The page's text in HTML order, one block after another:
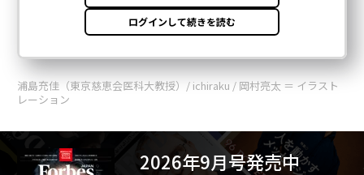
浦島充佳（東京慈恵会医科大教授）/ ichiraku / 岡村亮太 ＝ イラスト
レーション
2026年9月号発売中